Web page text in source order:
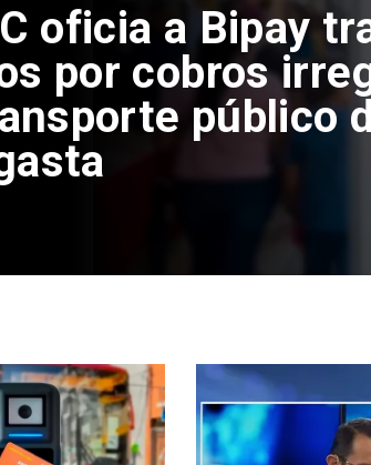
oficia a Bipay
por cobros
público